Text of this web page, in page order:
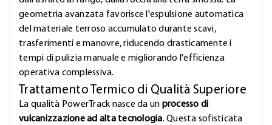
geometria avanzata favorisce l'espulsione automatica
del materiale terroso accumulato durante scavi,
trasferimenti e manovre, riducendo drasticamente i
tempi di pulizia manuale e migliorando l'efficienza
operativa complessiva.
Trattamento Termico di Qualità Superiore
La qualità PowerTrack nasce da un processo di
vulcanizzazione ad alta tecnologia. Questa sofisticata